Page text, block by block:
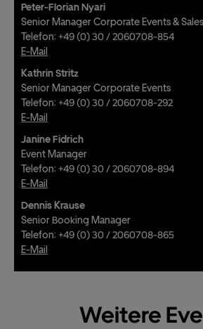
Peter-Florian Nyari
Senior Manager Corporate Events & Sales
Telefon: +49 (0) 30 / 2060708-854
E-Mail
Kathrin Stritz
Senior Manager Corporate Events
Telefon: +49 (0) 30 / 2060708-292
E-Mail
Janine Fidrich
Event Manager
Telefon: +49 (0) 30 / 2060708-894
E-Mail
Dennis Krause
Senior Booking Manager
Telefon: +49 (0) 30 / 2060708-865
E-Mail
Weitere